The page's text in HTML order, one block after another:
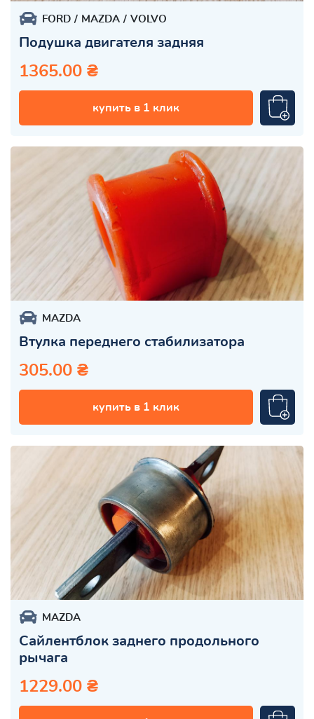
FORD MAZDA VOLVO
Подушка двигателя задняя
1365.00 ₴
купить в 1 клик
MAZDA
Втулка переднего стабилизатора
305.00 ₴
купить в 1 клик
MAZDA
Сайлентблок заднего продольного
рычага
1229.00 ₴